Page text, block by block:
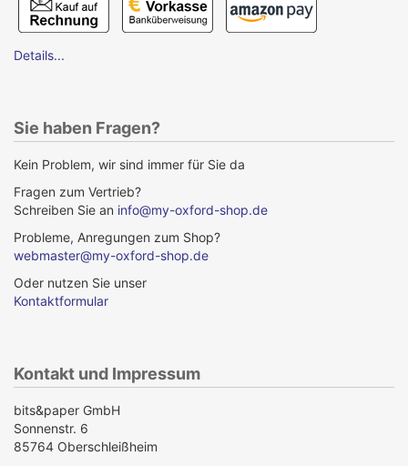
Details...
Sie haben Fragen?
Kein Problem, wir sind immer für Sie da
Fragen zum Vertrieb?
Schreiben Sie an info@my-oxford-shop.de
Probleme, Anregungen zum Shop?
webmaster@my-oxford-shop.de
Oder nutzen Sie unser
Kontaktformular
Kontakt und Impressum
bits&paper GmbH
Sonnenstr. 6
85764 Oberschleißheim